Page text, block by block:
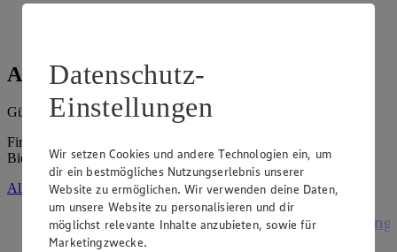
Angebote der Woche
Gültig vom 03.08.2026 bis zum08.08.2026
Firma: Thomas Peinelt e.K., Mittelstraße 2, 09623 Rechenberg-
Bienenmühle
Alle Angebote ansehen
Angebot:15 % Rabatt auf alle Dessert-
Artikel der Marke EDEKA
Datenschutz-
Einstellungen
Wir setzen Cookies und andere Technologien ein, um
dir ein bestmögliches Nutzungserlebnis unserer
Website zu ermöglichen. Wir verwenden deine Daten,
um unsere Website zu personalisieren und dir
möglichst relevante Inhalte anzubieten, sowie für
Marketingzwecke.